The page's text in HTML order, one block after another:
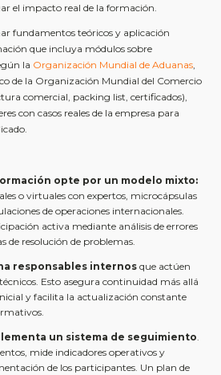
el impacto real de la formación.
fundamentos teóricos y aplicación
que incluya módulos sobre
la Organización Mundial de Aduanas
de la Organización Mundial del Comercio
comercial, packing list, certificados),
con casos reales de la empresa para
opte por un modelo mixto:
o virtuales con expertos, microcápsulas
de operaciones internacionales.
activa mediante análisis de errores
de resolución de problemas.
responsables internos que actúen
Esto asegura continuidad más allá
y facilita la actualización constante
un sistema de seguimiento
mide indicadores operativos y
de los participantes. Un plan de